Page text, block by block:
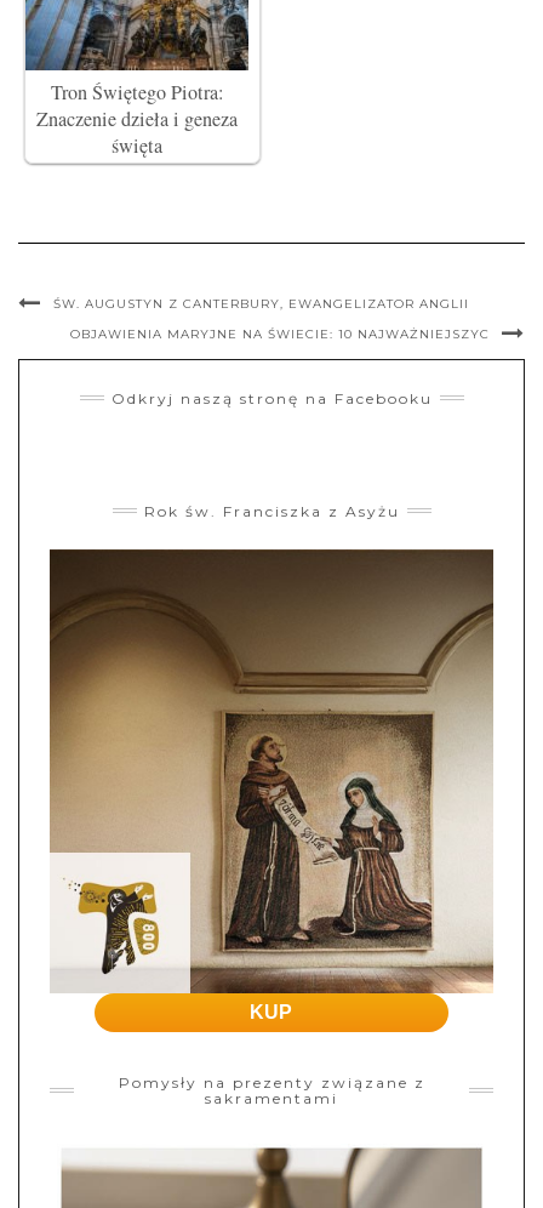
Tron Świętego Piotra:
Znaczenie dzieła i geneza
święta
ŚW. AUGUSTYN Z CANTERBURY, EWANGELIZATOR ANGLII
OBJAWIENIA MARYJNE NA ŚWIECIE: 10 NAJWAŻNIEJSZYC
Odkryj naszą stronę na Facebooku
Rok św. Franciszka z Asyżu
KUP
Pomysły na prezenty związane z
sakramentami